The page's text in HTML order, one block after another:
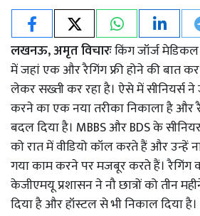
लखनऊ, अमृत विचारःकिंग जॉर्ज
में जहां एक और रैगिंग फ्री होने की बात
लेकर सख्ती कर रहा है। ऐसे में सीनियर्स ने
करने का एक नया तरीका निकाला है और
बदल दिया है। MBBS और BDS के
को रात में वीडियो कॉल करते हैं और उन्हें
गया काम करने पर मजबूर करते हैं। रैगिंग
केजीएमयू प्रशासन ने नौ छात्रों को तीन
दिया है और हॉस्टल से भी निकाल दिया है।